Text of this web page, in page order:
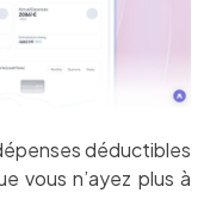
déductibles
vous n’ayez plus à